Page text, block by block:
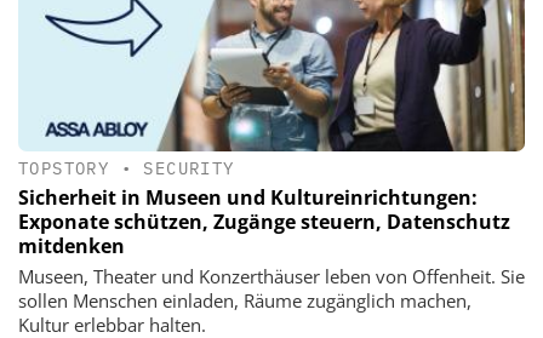
TOPSTORY • SECURITY
Sicherheit in Museen und Kultureinrichtungen:
Exponate schützen, Zugänge steuern, Datenschutz
mitdenken
Museen, Theater und Konzerthäuser leben von Offenheit. Sie
sollen Menschen einladen, Räume zugänglich machen,
Kultur erlebbar halten.